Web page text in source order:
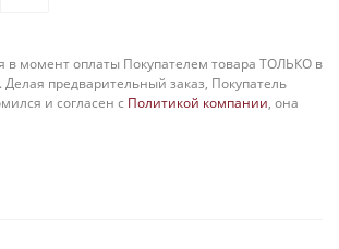
в момент оплаты Покупателем товара ТОЛЬКО в
предварительный заказ, Покупатель
и согласен с Политикой компании, она